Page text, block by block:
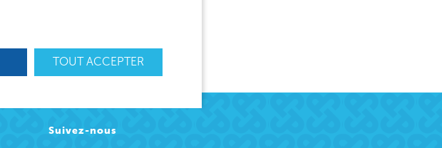
Suivez-nous
TOUT ACCEPTER